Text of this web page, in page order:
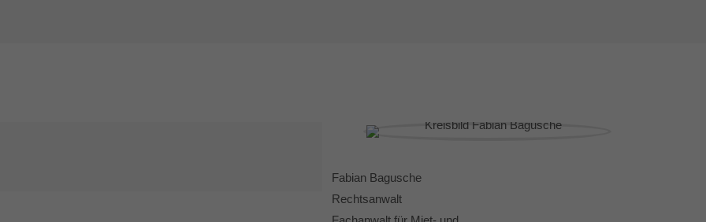
Fabian Bagusche
Rechtsanwalt